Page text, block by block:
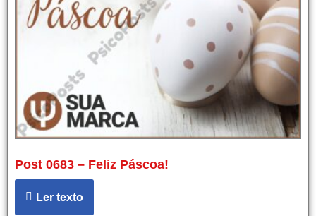
Post 0683 – Feliz Páscoa!
Ler texto